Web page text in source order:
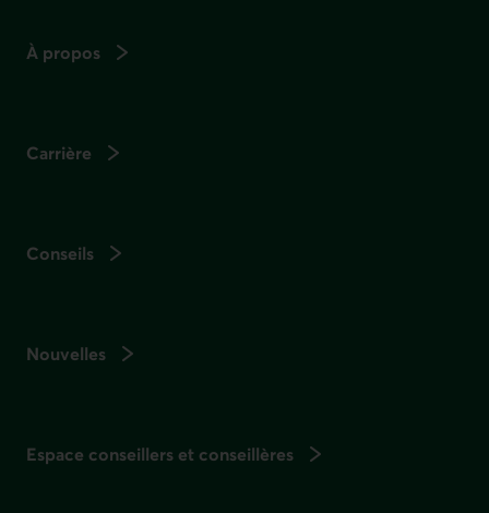
À propos
Carrière
Conseils
Nouvelles
Espace conseillers et conseillères